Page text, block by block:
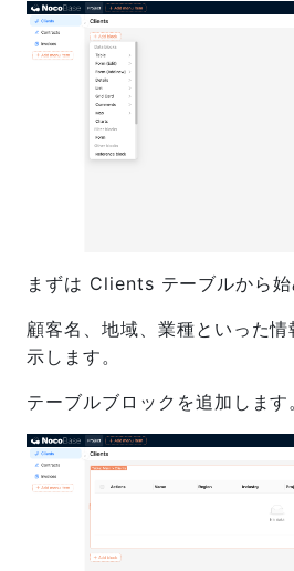
まずは Clients テーブルから始
顧客名、地域、業種といった
示します。
テーブルブロックを追加します